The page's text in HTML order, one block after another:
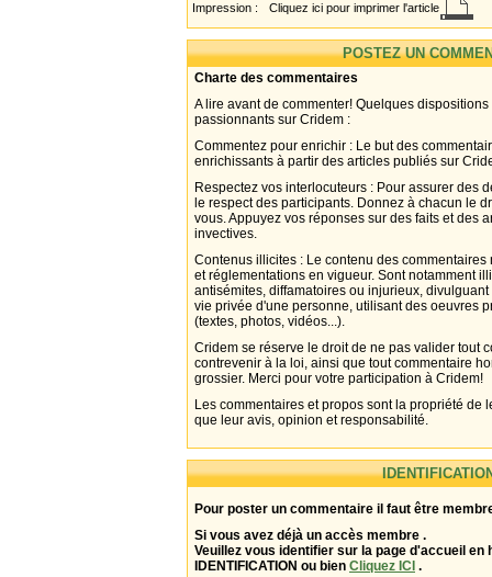
Impression : Cliquez ici pour imprimer l'article
POSTEZ UN
Charte des commentaires
A lire avant de commenter! Quelques
passionnants sur Cridem :
Commentez pour enrichir : Le but des
enrichissants à partir des articles publiés sur
Respectez vos interlocuteurs : Pour assurer des
le respect des participants. Donnez à chacun le
vous. Appuyez vos réponses sur des faits et des
invectives.
Contenus illicites : Le contenu des
et réglementations en vigueur. Sont notamment
antisémites, diffamatoires ou injurieux,
vie privée d'une personne, utilisant des oeuvres
(textes, photos, vidéos...).
Cridem se réserve le droit de ne pas valider tout
contrevenir à la loi, ainsi que tout commentaire
grossier. Merci pour votre participation à Cridem!
Les commentaires et propos sont la propriété de
que leur avis, opinion et responsabilité.
Pour poster un commentaire il faut être
Si vous avez déjà un accès membre .
Veuillez vous identifier sur la page d'accueil en
IDENTIFICATION ou bien Cliquez ICI .